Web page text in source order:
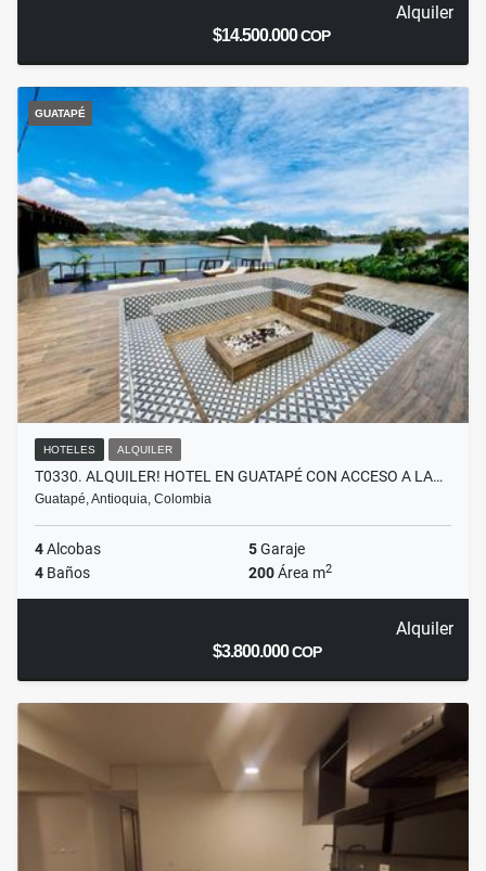
Alquiler
$14.500.000COP
GUATAPÉ
HOTELES ALQUILER
T0330. ALQUILER! HOTEL EN GUATAPÉ CON ACCESO A LA…
Guatapé, Antioquia, Colombia
4Alcobas 5Garaje
4 Baños 200Área m2
Alquiler
$3.800.000COP